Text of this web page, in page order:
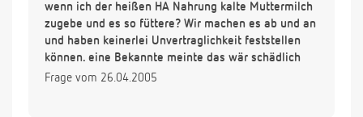
wenn ich der heißen HA Nahrung kalte Muttermilch
zugebe und es so füttere? Wir machen es ab und an
und haben keinerlei Unvertraglichkeit feststellen
können. eine Bekannte meinte das wär schädlich
Frage vom 26.04.2005